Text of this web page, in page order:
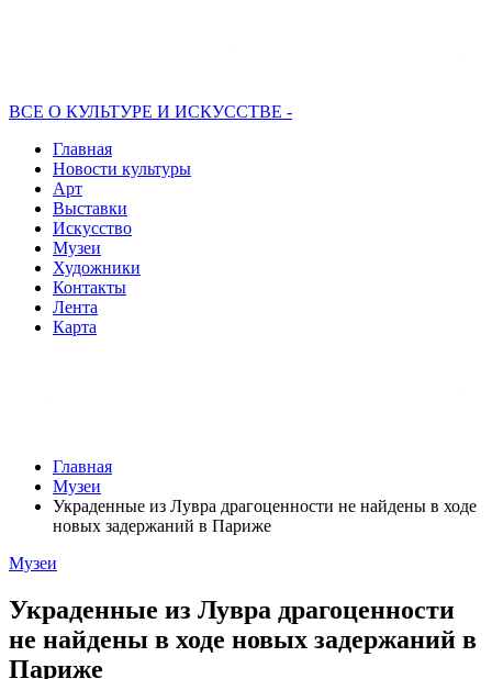
ВСЕ О КУЛЬТУРЕ И ИСКУССТВЕ -
Главная
Новости культуры
Арт
Выставки
Искусство
Музеи
Художники
Контакты
Лента
Карта
Главная
Музеи
Украденные из Лувра драгоценности не найдены в ходе
новых задержаний в Париже
Музеи
Украденные из Лувра драгоценности
не найдены в ходе новых задержаний в
Париже